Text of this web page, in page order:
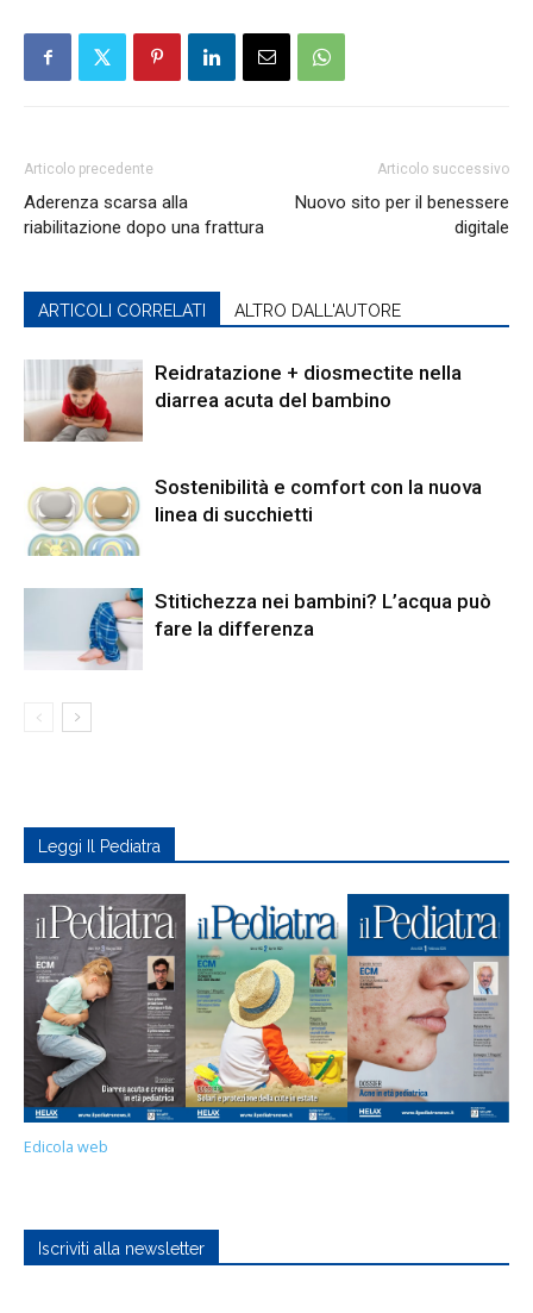
Articolo precedente
Aderenza scarsa alla
riabilitazione dopo una frattura
Articolo successivo
Nuovo sito per il benessere
digitale
ARTICOLI CORRELATI ALTRO DALL'AUTORE
Reidratazione + diosmectite nella
diarrea acuta del bambino
Sostenibilità e comfort con la nuova
linea di succhietti
Stitichezza nei bambini? L’acqua può
fare la differenza
Leggi Il Pediatra
Edicola web
Iscriviti alla newsletter